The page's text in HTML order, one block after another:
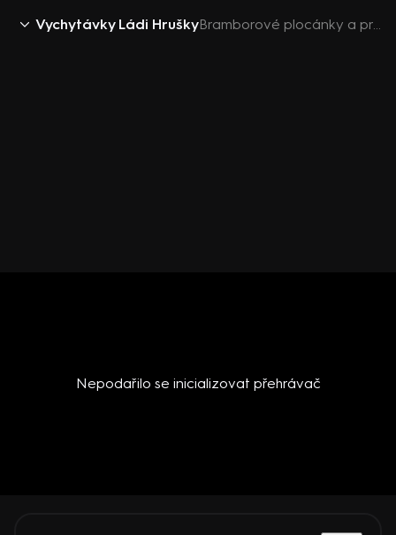
Vychytávky Ládi Hrušky Bramborové plocánky a pražené maso
Nepodařilo se inicializovat přehrávač